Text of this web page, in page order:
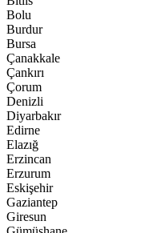
Bolu
Burdur
Bursa
Çanakkale
Çankırı
Çorum
Denizli
Diyarbakır
Edirne
Elazığ
Erzincan
Erzurum
Eskişehir
Gaziantep
Giresun